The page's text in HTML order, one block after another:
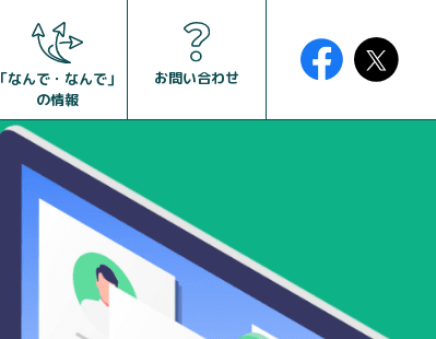
「なんで・なんで」
の情報
お問い合わせ